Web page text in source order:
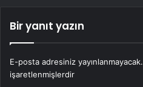
Bir yanıt yazın
E-posta adresiniz yayınlanmayacak.
işaretlenmişlerdir